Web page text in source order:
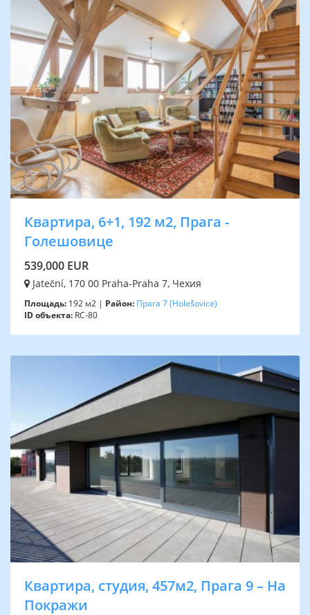
Квартира, 6+1, 192 м2, Прага -
Голешовицe
539,000 EUR
Jateční, 170 00 Praha-Praha 7, Чехия
Площадь: 192 м2 | Район: Прага 7(Holešovice)
ID объекта: RC-80
Квартира, студия, 457м2, Прага 9 – На
Покражи